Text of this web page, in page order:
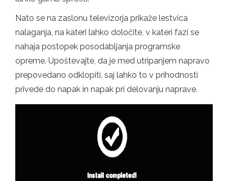
Nato se na zaslonu televizorja prikaže lestvica
nalaganja, na kateri lahko določite, v kateri fazi se
nahaja postopek posodabljanja programske
opreme. Upoštevajte, da je med utripanjem napravo
prepovedano odklopiti, saj lahko to v prihodnosti
privede do napak in napak pri delovanju naprave.